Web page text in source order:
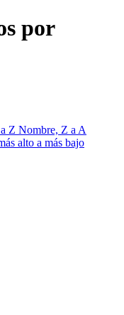
por
Z Nombre, Z a A
alto a más bajo